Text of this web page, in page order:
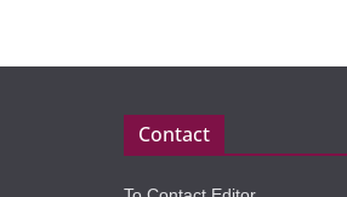
Contact